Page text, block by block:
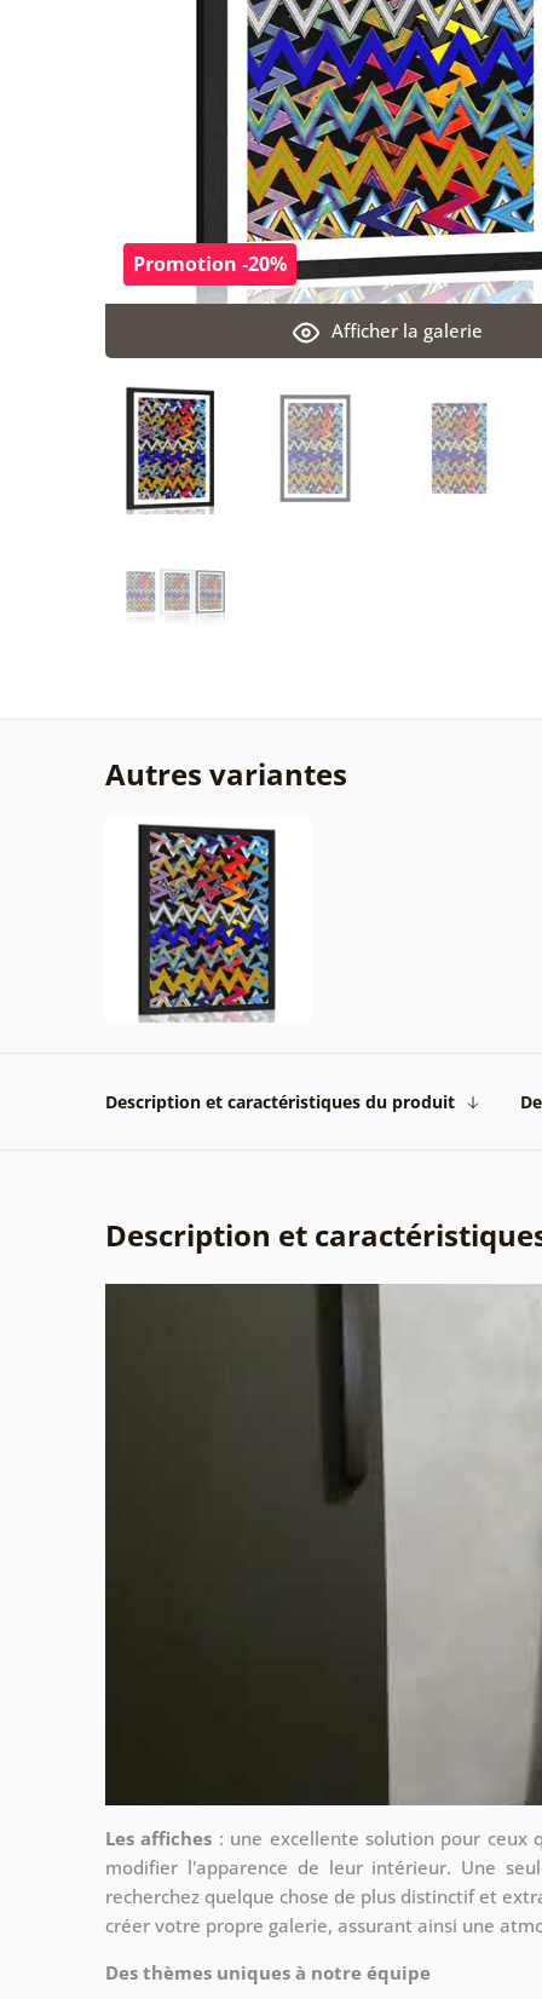
Afficher la galerie
Promotion -20%
Autres variantes
Description et caractéristiques du produit
Description et
Les affiches : une excellente solution pour
modifier l'apparence de leur intérieur. Une
recherchez quelque chose de plus distinctif et
créer votre propre galerie, assurant ainsi une
Des thèmes uniques à notre équipe